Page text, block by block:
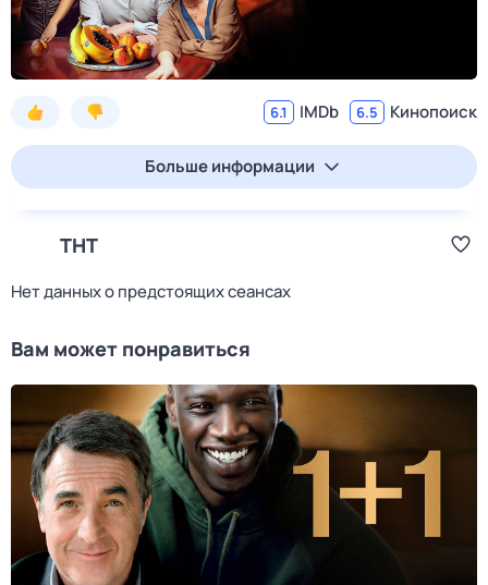
6.1 IMDb 6.5 Кинопоиск
Больше информации
ТНТ
Нет данных о предстоящих сеансах
Вам может понравиться